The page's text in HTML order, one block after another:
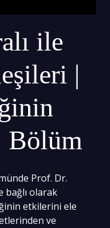
ile
|
Bölüm
Prof. Dr.
bağlı olarak
etkilerini ele
ve